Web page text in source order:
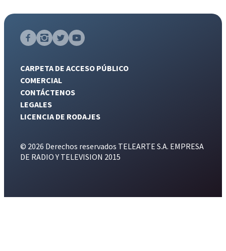
CARPETA DE ACCESO PÚBLICO
COMERCIAL
CONTÁCTENOS
LEGALES
LICENCIA DE RODAJES
© 2026 Derechos reservados TELEARTE S.A. EMPRESA
DE RADIO Y TELEVISION 2015